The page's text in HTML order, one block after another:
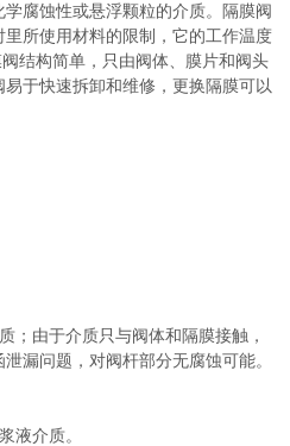
腐蚀性或悬浮颗粒的介质。隔膜阀
所使用材料的限制，它的工作温度
结构简单，只由阀体、膜片和阀头
于快速拆卸和维修，更换隔膜可以
；由于介质只与阀体和隔膜接触，
漏问题，对阀杆部分无腐蚀可能。
液介质。